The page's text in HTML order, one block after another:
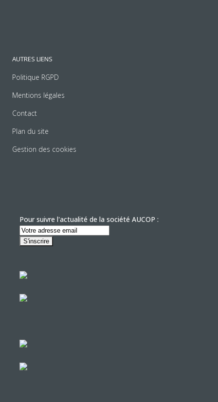
AUTRES LIENS
Politique RGPD
Mentions légales
Contact
Plan du site
Gestion des cookies
Pour suivre l'actualité de la société AUCOP :